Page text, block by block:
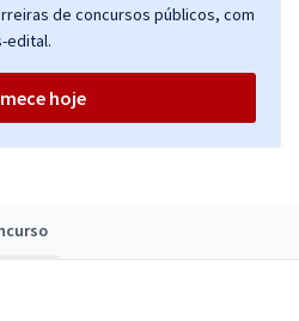
de concursos públicos, com
edital.
hoje